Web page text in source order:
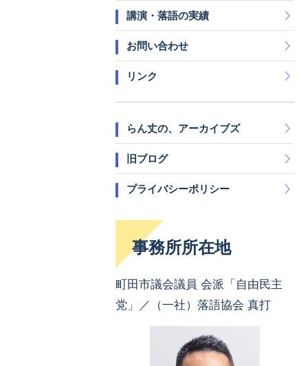
講演・落語の実績
お問い合わせ
リンク
らん丈の、アーカイブズ
旧ブログ
プライバシーポリシー
事務所所在地
町田市議会議員 会派「自由民主
党」／（一社）落語協会 真打